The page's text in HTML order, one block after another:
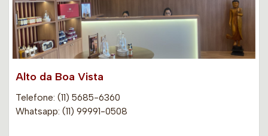
Alto da Boa Vista
Telefone: (11) 5685-6360
Whatsapp: (11) 99991-0508